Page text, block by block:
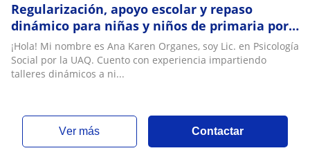
Regularización, apoyo escolar y repaso
dinámico para niñas y niños de primaria por
Psicóloga
¡Hola! Mi nombre es Ana Karen Organes, soy Lic. en Psicología
Social por la UAQ. Cuento con experiencia impartiendo
talleres dinámicos a ni...
ver más Contactar